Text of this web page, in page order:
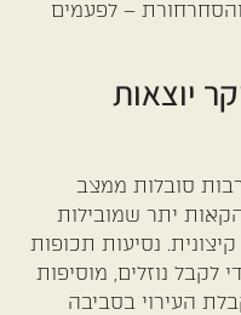
– לפעמים
יוצאות
סובלות ממצב
יתר שמובילות
נסיעות תכופות
לקבל נוזלים, מוסיפות
העירוי בסביבה